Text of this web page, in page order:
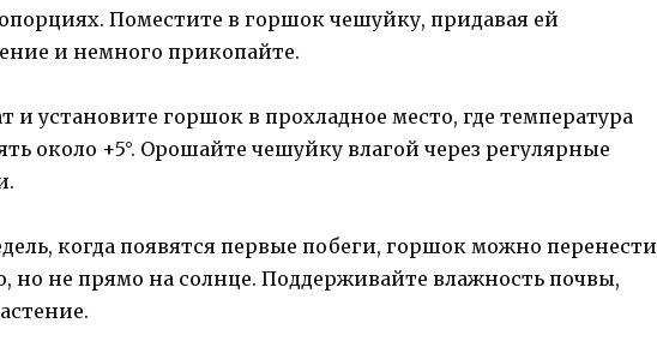
Поместите в горшок чешуйку, придавая ей
и немного прикопайте.
и установите горшок в прохладное место, где температура
около +5°. Орошайте чешуйку влагой через регулярные
когда появятся первые побеги, горшок можно перенести
но не прямо на солнце. Поддерживайте влажность почвы,